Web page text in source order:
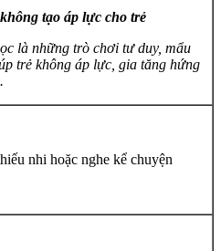
tạo áp lực cho trẻ
là những trò chơi tư duy, mẩu
trẻ không áp lực, gia tăng hứng
nhi hoặc nghe kể chuyện